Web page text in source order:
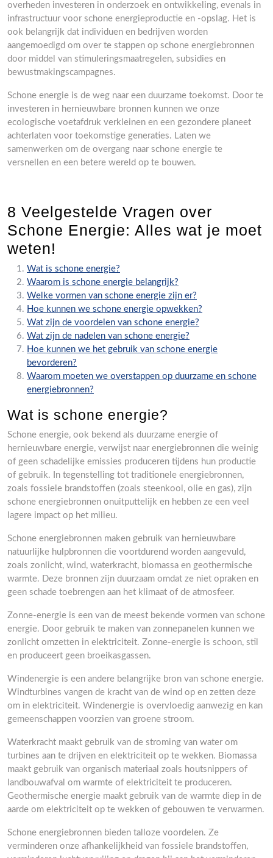
overheden investeren in onderzoek en ontwikkeling, evenals in
infrastructuur voor schone energieproductie en -opslag. Het is
ook belangrijk dat individuen en bedrijven worden
aangemoedigd om over te stappen op schone energiebronnen
door middel van stimuleringsmaatregelen, subsidies en
bewustmakingscampagnes.
Schone energie is de weg naar een duurzame toekomst. Door te
investeren in hernieuwbare bronnen kunnen we onze
ecologische voetafdruk verkleinen en een gezondere planeet
achterlaten voor toekomstige generaties. Laten we
samenwerken om de overgang naar schone energie te
versnellen en een betere wereld op te bouwen.
8 Veelgestelde Vragen over
Schone Energie: Alles wat je moet
weten!
Wat is schone energie?
Waarom is schone energie belangrijk?
Welke vormen van schone energie zijn er?
Hoe kunnen we schone energie opwekken?
Wat zijn de voordelen van schone energie?
Wat zijn de nadelen van schone energie?
Hoe kunnen we het gebruik van schone energie
bevorderen?
Waarom moeten we overstappen op duurzame en schone
energiebronnen?
Wat is schone energie?
Schone energie, ook bekend als duurzame energie of
hernieuwbare energie, verwijst naar energiebronnen die weinig
of geen schadelijke emissies produceren tijdens hun productie
of gebruik. In tegenstelling tot traditionele energiebronnen,
zoals fossiele brandstoffen (zoals steenkool, olie en gas), zijn
schone energiebronnen onuitputtelijk en hebben ze een veel
lagere impact op het milieu.
Schone energiebronnen maken gebruik van hernieuwbare
natuurlijke hulpbronnen die voortdurend worden aangevuld,
zoals zonlicht, wind, waterkracht, biomassa en geothermische
warmte. Deze bronnen zijn duurzaam omdat ze niet opraken en
geen schade toebrengen aan het klimaat of de atmosfeer.
Zonne-energie is een van de meest bekende vormen van schone
energie. Door gebruik te maken van zonnepanelen kunnen we
zonlicht omzetten in elektriciteit. Zonne-energie is schoon, stil
en produceert geen broeikasgassen.
Windenergie is een andere belangrijke bron van schone energie.
Windturbines vangen de kracht van de wind op en zetten deze
om in elektriciteit. Windenergie is overvloedig aanwezig en kan
gemeenschappen voorzien van groene stroom.
Waterkracht maakt gebruik van de stroming van water om
turbines aan te drijven en elektriciteit op te wekken. Biomassa
maakt gebruik van organisch materiaal zoals houtsnippers of
landbouwafval om warmte of elektriciteit te produceren.
Geothermische energie maakt gebruik van de warmte diep in de
aarde om elektriciteit op te wekken of gebouwen te verwarmen.
Schone energiebronnen bieden talloze voordelen. Ze
verminderen onze afhankelijkheid van fossiele brandstoffen,